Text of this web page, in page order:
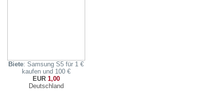
Biete: Samsung S5 für 1 €
kaufen und 100 €
EUR 1,00
Deutschland